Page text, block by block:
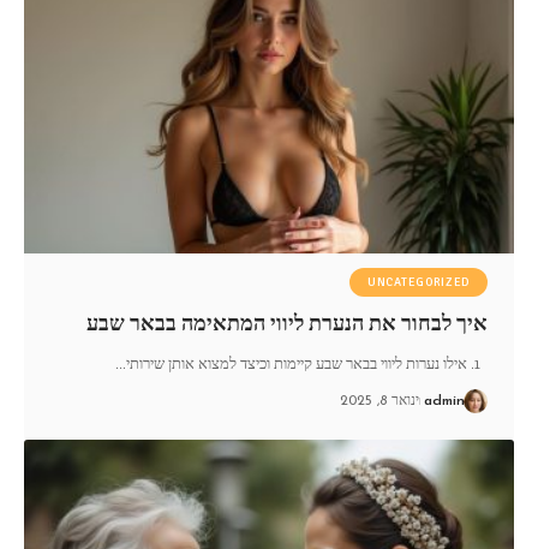
UNCATEGORIZED
איך לבחור את הנערת ליווי המתאימה בבאר שבע
…
admin ינואר 8, 2025